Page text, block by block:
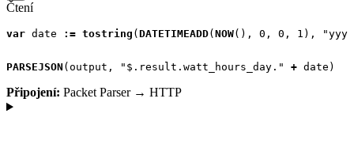
Čtení
var date := tostring ( DATETIMEADD( NOW(), 0 , 0 , 1 ),
PARSEJSON ( output , "$.result.watt_hours_day." + date )
Připojení: Packet Parser → HTTP